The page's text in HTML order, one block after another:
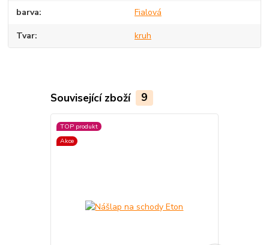
barva Fialová
Tvar kruh
Související zboží 9
TOP produkt
Akce